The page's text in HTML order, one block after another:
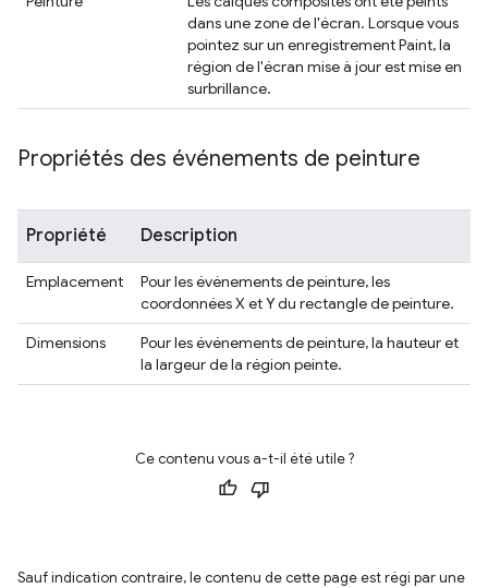
dans une zone de l'écran. Lorsque vous
pointez sur un enregistrement Paint, la
région de l'écran mise à jour est mise en
surbrillance.
Propriétés des événements de peinture
Propriété Description
Emplacement
Pour les événements de peinture, les
coordonnées X et Y du rectangle de peinture.
Dimensions
Pour les événements de peinture, la hauteur et
la largeur de la région peinte.
Ce contenu vous a-t-il été utile ?
Sauf indication contraire, le contenu de cette page est régi par une